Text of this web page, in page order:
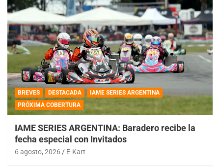
BREVES DESTACADA
IAME SERIES ARGENTINA
PRÓXIMA COBERTURA
IAME SERIES ARGENTINA: Baradero recibe la
fecha especial con Invitados
6 agosto, 2026 E-Kart